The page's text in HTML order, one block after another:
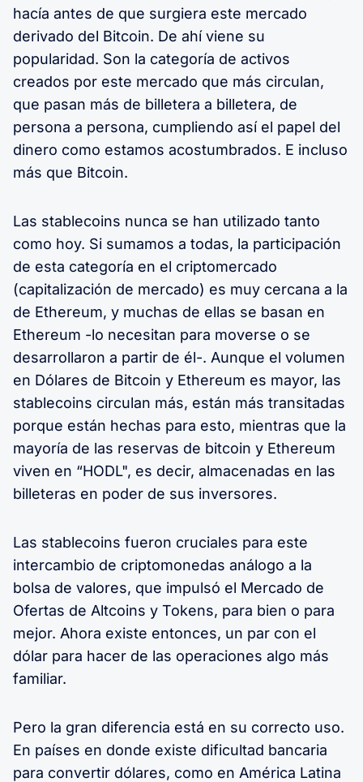
hacía antes de que surgiera este mercado
derivado del Bitcoin. De ahí viene su
popularidad. Son la categoría de activos
creados por este mercado que más circulan,
que pasan más de billetera a billetera, de
persona a persona, cumpliendo así el papel del
dinero como estamos acostumbrados. E incluso
más que Bitcoin.
Las stablecoins nunca se han utilizado tanto
como hoy. Si sumamos a todas, la participación
de esta categoría en el criptomercado
(capitalización de mercado) es muy cercana a la
de Ethereum, y muchas de ellas se basan en
Ethereum -lo necesitan para moverse o se
desarrollaron a partir de él-. Aunque el volumen
en Dólares de Bitcoin y Ethereum es mayor, las
stablecoins circulan más, están más transitadas
porque están hechas para esto, mientras que la
mayoría de las reservas de bitcoin y Ethereum
viven en “HODL", es decir, almacenadas en las
billeteras en poder de sus inversores.
Las stablecoins fueron cruciales para este
intercambio de criptomonedas análogo a la
bolsa de valores, que impulsó el Mercado de
Ofertas de Altcoins y Tokens, para bien o para
mejor. Ahora existe entonces, un par con el
dólar para hacer de las operaciones algo más
familiar.
Pero la gran diferencia está en su correcto uso.
En países en donde existe dificultad bancaria
para convertir dólares, como en América Latina